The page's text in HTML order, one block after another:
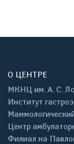
О ЦЕНТРЕ
МКНЦ им. А. С.
Институт
Центр
Филиал на